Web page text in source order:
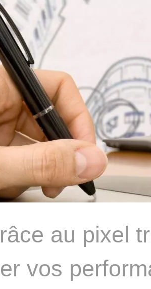
au pixel
vos